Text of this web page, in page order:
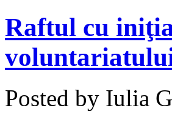
Raftul cu
Posted by Iulia